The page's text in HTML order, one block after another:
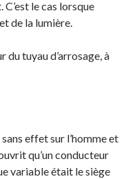
le cas lorsque
de la lumière.
du tuyau d’arrosage, à
effet sur l’homme et
qu’un conducteur
variable était le siège